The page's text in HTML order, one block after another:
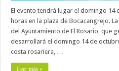
El evento tendrá lugar el domingo 14
horas en la plaza de Bocacangrejo.
del Ayuntamiento de El Rosario, que
desarrollará el domingo 14 de
costa rosariera, …
Leer más »